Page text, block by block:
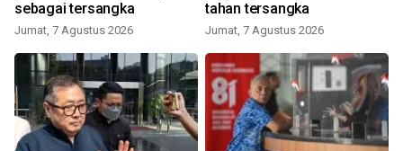
sebagai tersangka
Jumat, 7 Agustus 2026
tahan tersangka
Jumat, 7 Agustus 2026